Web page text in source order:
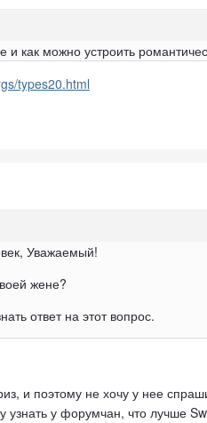
и как можно устроить
types20.html
Уважаемый!
жене?
ответ на этот вопрос.
и поэтому не хочу у нее
узнать у форумчан, что лучше